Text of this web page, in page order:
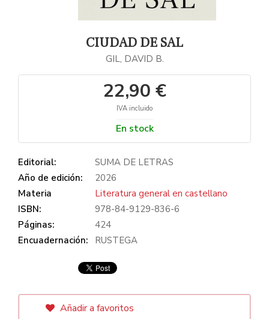
CIUDAD DE SAL
GIL, DAVID B.
22,90 €
IVA incluido
En stock
Editorial:
SUMA DE LETRAS
Año de edición:
2026
Materia
Literatura general en castellano
ISBN:
978-84-9129-836-6
Páginas:
424
Encuadernación:
RUSTEGA
Añadir a favoritos